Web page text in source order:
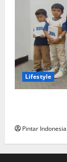
Lifestyle
Pintar Indonesia